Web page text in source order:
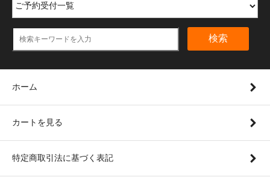
検索
ホーム
カートを見る
特定商取引法に基づく表記